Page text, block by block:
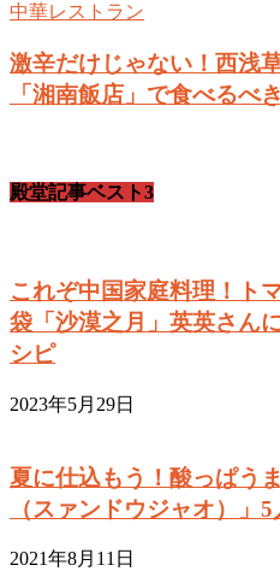
中華レストラン
激辛だけじゃない！西浅
「湘南飯店」で食べるべ
殿堂記事ベスト3
これぞ中国家庭料理！ト
袋「沙漠之月」英英さん
シピ
2023年5月29日
夏に仕込もう！酸っぱう
（スァンドウジャオ）」
2021年8月11日